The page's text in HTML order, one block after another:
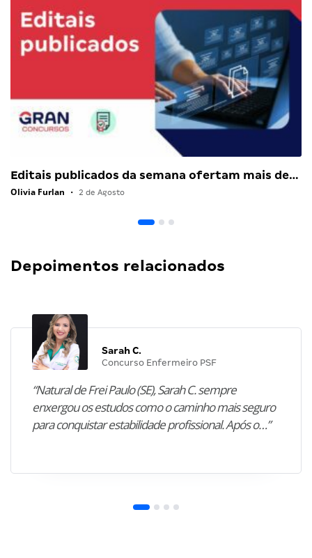
Editais publicados da semana ofertam mais de…
Olivia Furlan • 2 de Agosto
Depoimentos relacionados
Sarah C.
Concurso Enfermeiro PSF
“Natural de Frei Paulo (SE), Sarah C. sempre
enxergou os estudos como o caminho mais seguro
para conquistar estabilidade profissional. Após o…”